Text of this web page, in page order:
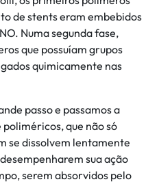
de stents eram embebidos
Numa segunda fase,
que possuíam grupos
quimicamente nas
passo e passamos a
que não só
se dissolvem lentamente
sua ação
serem absorvidos pelo